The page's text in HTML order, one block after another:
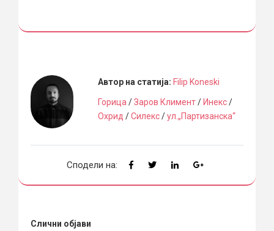
Автор на статија: Filip Koneski
Горица /Заров Климент/ Инекс/
Охрид /Силекс/ул.„Партизанска“
Сподели на:
Слични објави